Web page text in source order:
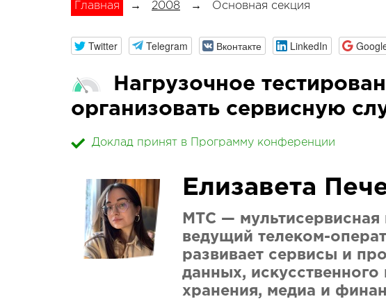
Главная → 2008 → Основная секция
Twitter Telegram Вконтакте LinkedIn
Нагрузочное
организовать сервисную
Доклад принят в Программу конференции
Елизавета
МТС —
ведущий телеком-
развивает сервисы и
данных, искусственного
хранения, медиа и